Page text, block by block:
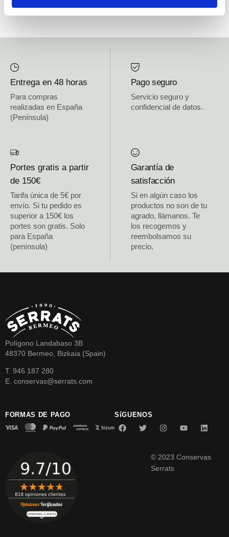
Entrega en 48 horas
Para compras
realizadas en España
(Península)
Pago seguro
Servicio seguro y
confidencial de datos.
Portes gratis a partir
de 150€
Tarifa única de 5€ por
envío. Si tu pedido es
superior a 150€ los
portes son gratis. Solo
para España
(península)
Garantía de
satisfacción
Si en algún caso los
productos no son de tu
agrado, llámanos. Te
los recogemos y
reembolsamos su
precio.
Polígono Landabaso 3B
48370 Bermeo, Bizkaia (Spain)
T. 946 187 280
E. conservas@serrats.com
FORMAS DE PAGO SíGUENOS
© 2023 Conservas
Serrats